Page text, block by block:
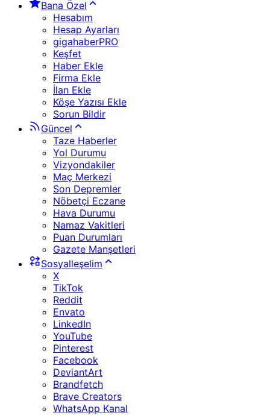
Bana Özel
Hesabım
Hesap Ayarları
gigahaberPRO
Keşfet
Haber Ekle
Firma Ekle
İlan Ekle
Köşe Yazısı Ekle
Sorun Bildir
Güncel
Taze Haberler
Yol Durumu
Vizyondakiler
Maç Merkezi
Son Depremler
Nöbetçi Eczane
Hava Durumu
Namaz Vakitleri
Puan Durumları
Gazete Manşetleri
Sosyalleşelim
X
TikTok
Reddit
Envato
LinkedIn
YouTube
Pinterest
Facebook
DeviantArt
Brandfetch
Brave Creators
WhatsApp Kanal